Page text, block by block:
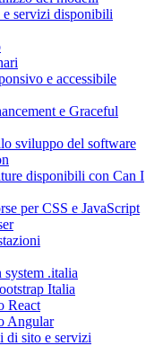
servizi disponibili
e accessibile
e Graceful
sviluppo del software
disponibili con Can I
per CSS e JavaScript
.italia
Italia
React
Angular
di sito e servizi